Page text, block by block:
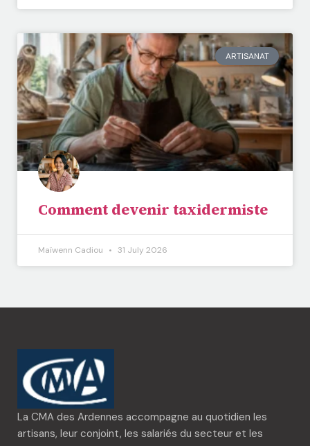
ARTISANAT
Comment devenir taxidermiste
Maïwenn Cadiou 31 July 2026
La CMA des Ardennes accompagne au quotidien les
artisans, leur conjoint, les salariés du secteur et les